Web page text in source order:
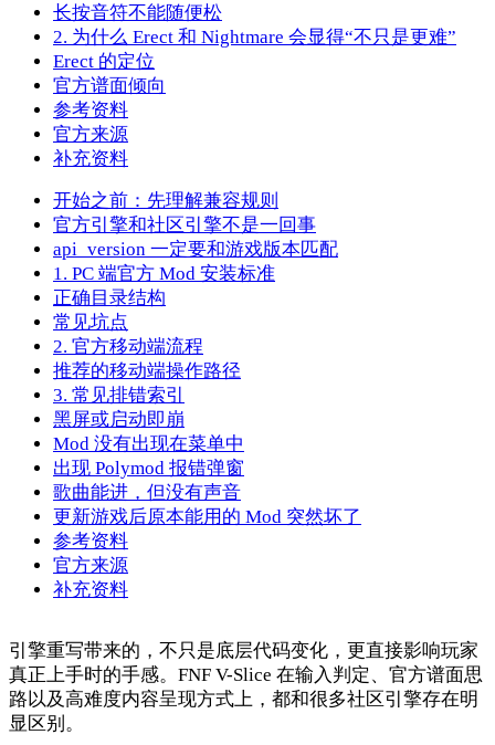
长按音符不能随便松
2. 为什么 Erect 和 Nightmare 会显得“不只是更难”
Erect 的定位
官方谱面倾向
参考资料
官方来源
补充资料
开始之前：先理解兼容规则
官方引擎和社区引擎不是一回事
api_version 一定要和游戏版本匹配
1. PC 端官方 Mod 安装标准
正确目录结构
常见坑点
2. 官方移动端流程
推荐的移动端操作路径
3. 常见排错索引
黑屏或启动即崩
Mod 没有出现在菜单中
出现 Polymod 报错弹窗
歌曲能进，但没有声音
更新游戏后原本能用的 Mod 突然坏了
参考资料
官方来源
补充资料
引擎重写带来的，不只是底层代码变化，更直接影响玩家
真正上手时的手感。FNF V-Slice 在输入判定、官方谱面思
路以及高难度内容呈现方式上，都和很多社区引擎存在明
显区别。